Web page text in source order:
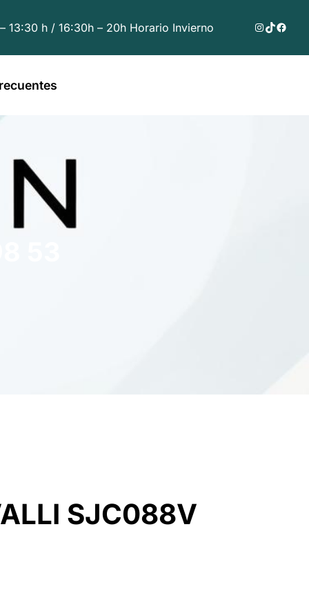
13:30 h / 16:30h – 20h Horario Invierno Instagram
TikTok
53
SJC088V